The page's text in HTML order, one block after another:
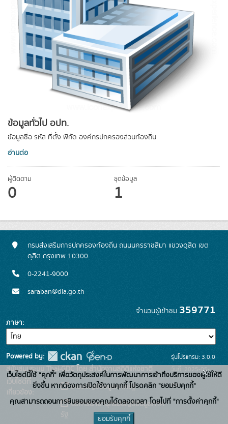
ข้อมูลทั่วไป อปท.
ข้อมูลชื่อ รหัส ที่ตั้ง พิกัด องค์กรปกครองส่วนท้องถิ่น
อ่านต่อ
ผู้ติดตาม
0
ชุดข้อมูล
1
กรมส่งเสริมการปกครองท้องถิ่น ถนนนครราชสีมา แขวงดุสิต เขต
ดุสิต กรุงเทพ 10300
0-2241-9000
saraban@dla.go.th
จำนวนผู้เข้าชม 359771
ภาษา
Powered by:
สนับสนุนระบบ Thai-GDC โดย สำนักงานสถิติแห่งชาติ
เว็บไซต์ที่
เกี่ยวข้อง:
ระบบบัญชีข้อมูลภาครัฐ
บริการนามานุกรมบัญชีข้อมูลภาค
รุ่นโปรแกรม: 3.0.0
วันที่: 2025-05-
30
เว็บไซต์นี้ใช้ "คุกกี้" เพื่อวัตถุประสงค์ในการพัฒนาการเข้าถึงบริการของผู้ใช้ให้ดี
ยิ่งขึ้น หากต้องการเปิดใช้งานคุกกี้ โปรดคลิก "ยอมรับคุกกี้"
คุณสามารถถอนการยินยอมของคุณได้ตลอดเวลา โดยไปที่ "การตั้งค่าคุกกี้"
ยอมรับคุกกี้
x